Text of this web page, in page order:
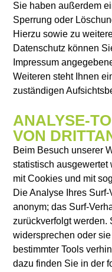
Sie haben außerdem
Sperrung oder
Hierzu sowie zu
Datenschutz können
Impressum
Weiteren steht Ihnen
zuständigen
ANALYSE-
VON
Beim Besuch unserer
statistisch ausgewertet
mit Cookies und mit
Die Analyse Ihres
anonym; das Surf-
zurückverfolgt werden.
widersprechen oder
bestimmter Tools
dazu finden Sie in der